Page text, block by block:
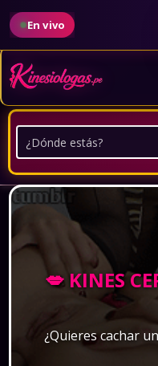
En vivo
Neutro
Kamilla Tapia Cruz
2
💋 KINES
¿Quieres cachar